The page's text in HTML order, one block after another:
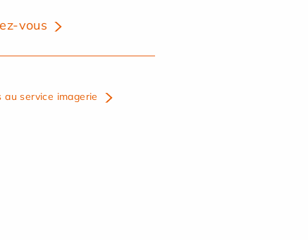
vous
au service imagerie